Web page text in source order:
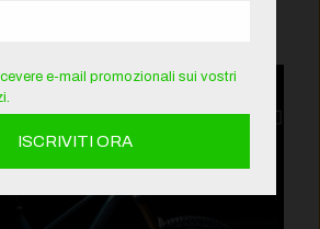
e-mail promozionali sui vostri